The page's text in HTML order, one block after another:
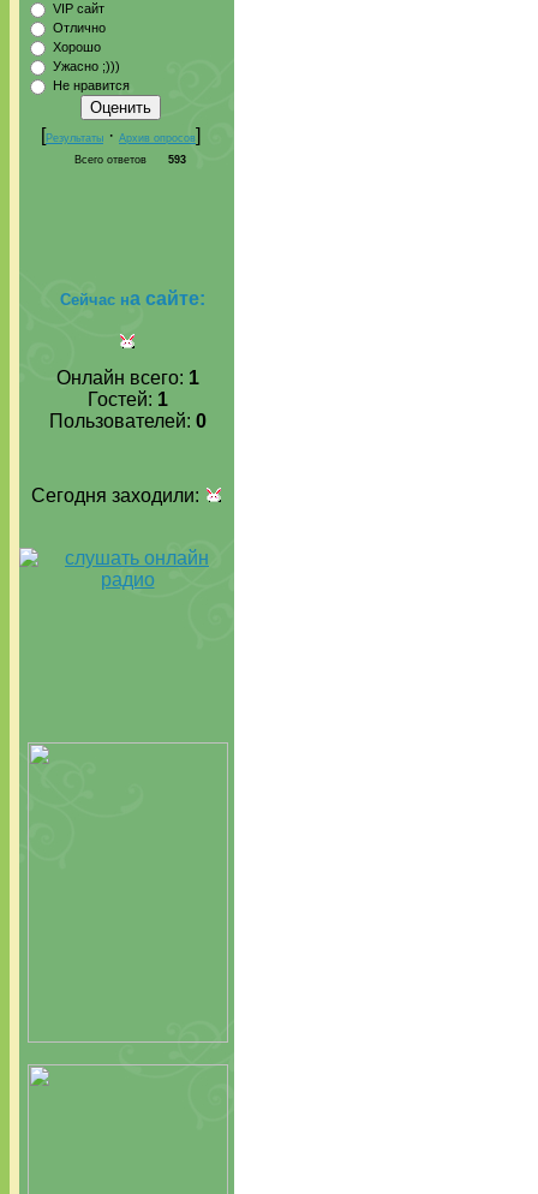
VIP сайт
Отлично
Хорошо
Ужасно ;)))
Не нравится
[Результаты · Архив опросов]
Всего ответов 593
Сейчас на сайте:
Онлайн всего: 1
Гостей: 1
Пользователей: 0
Сегодня заходили: